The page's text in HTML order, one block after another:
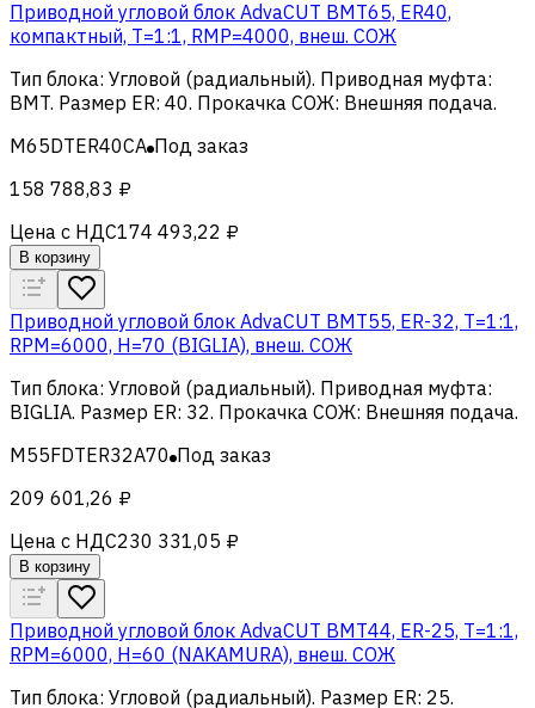
Приводной угловой блок AdvaCUT BMT65, ER40,
компактный, T=1:1, RMP=4000, внеш. СОЖ
Тип блока: Угловой (радиальный). Приводная муфта:
BMT. Размер ER: 40. Прокачка СОЖ: Внешняя подача.
M65DTER40CA Под заказ
158 788,83 ₽
Цена с НДС174 493,22 ₽
В корзину
Приводной угловой блок AdvaCUT BMT55, ER-32, T=1:1,
RPM=6000, H=70 (BIGLIA), внеш. СОЖ
Тип блока: Угловой (радиальный). Приводная муфта:
BIGLIA. Размер ER: 32. Прокачка СОЖ: Внешняя подача.
M55FDTER32A70 Под заказ
209 601,26 ₽
Цена с НДС230 331,05 ₽
В корзину
Приводной угловой блок AdvaCUT BMT44, ER-25, T=1:1,
RPM=6000, H=60 (NAKAMURA), внеш. СОЖ
Тип блока: Угловой (радиальный). Размер ER: 25.